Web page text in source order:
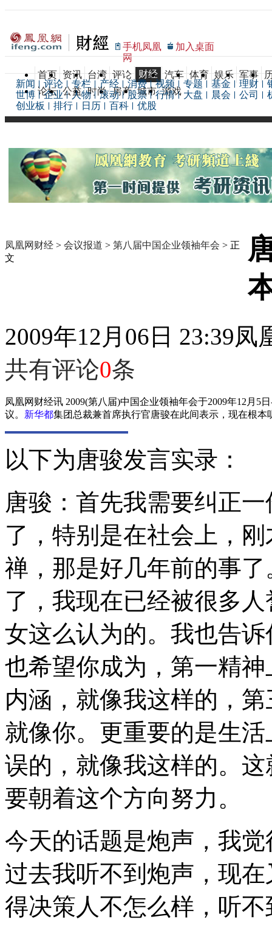
手机凤凰
网
加入桌面
首页 资讯 台湾 评论 财经 汽车 体育 娱乐 军事
论坛 公益 时尚 房产 城市 游戏
新闻 评论 专栏 产经 消费 视频 专题 基金 理财
世博
企业 人物 滚动 股票 行情 大盘 晨会 公司
创业板
排行 日历 百科 优股
凤凰网财经 > 会议报道 > 第八届中国企业领袖年会 > 正
文
2009年12月06日 23:39凤
共有评论0条
凤凰网财经讯 2009(第八届)中国企业领袖年会于2009年12月
议。 新华都集团总裁兼首席执行官唐骏在此间表示，现在根
以下为唐骏发言实录：
唐骏：首先我需要纠正
了，特别是在社会上，
禅，那是好几年前的事
了，我现在已经被很多
女这么认为的。我也告
也希望你成为，第一精
内涵，就像我这样的，
就像你。更重要的是生
误的，就像我这样的。
要朝着这个方向努力。
今天的话题是炮声，我
过去我听不到炮声，现
得决策人不怎么样，听